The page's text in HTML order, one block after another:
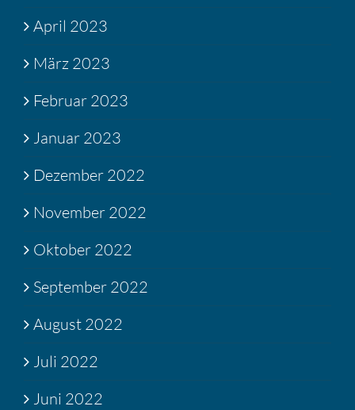
April 2023
März 2023
Februar 2023
Januar 2023
Dezember 2022
November 2022
Oktober 2022
September 2022
August 2022
Juli 2022
Juni 2022